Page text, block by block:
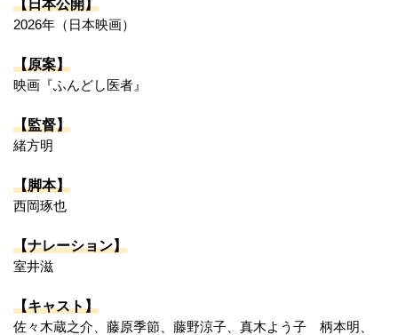
【日本公開】
2026年（日本映画）
【原案】
映画『ふんどし医者』
【監督】
緒方明
【脚本】
西岡琢也
【ナレーション】
室井滋
【キャスト】
佐々木蔵之介、藤原季節、藤野涼子、真木よう子 柄本明、